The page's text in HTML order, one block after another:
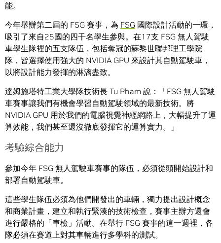
能。
今年舉辦第二屆的 FSG 賽事，為 FSG 國際設計活動的一環，
吸引了來自25國的四千名學生參與。在17支 FSG 無人駕駛
車學生隊裡的五支隊伍，包括奪冠的蘇黎世聯邦理工學院
隊，皆選擇使用強大的 NVIDIA GPU 來設計其自動駕駛車，
以將設計能力發揮的淋漓盡致。
達姆施塔特工業大學隊技術長 Tu Pham 說：「FSG 無人駕駛
車賽事讓我們有機會學習自動駕駛領域的最新技術。將
NVIDIA GPU 用於我們的電腦視覺神經網路上，大幅提升了運
算效能，我們甚至還沒徹底發揮它的運算實力。」
考驗綜合能力
參加今年 FSG 無人駕駛車賽事的隊伍，必須從頭開始設計和
部署自動駕駛車。
這些學生隊伍必須為他們開發出的車輛，獨力提出設計概念
和商業計畫，建立和執行緊湊的技術檢查，賽事主辦方還會
進行嚴格的「車檢」活動。在舉行 FSG 賽事的這一週裡，各
隊必須在賽道上對其車輛進行多學科的測試。